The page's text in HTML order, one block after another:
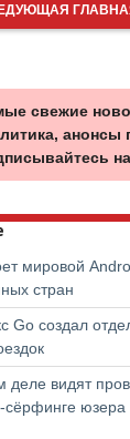
свежие
анонсы
мировой
стран
Go создал
деле видят
сёрфинге юзера